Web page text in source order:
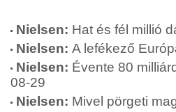
Nielsen: Hat és fél millió
Nielsen: A lefékező
Nielsen: Évente 80
08-29
Nielsen: Mivel pörgeti